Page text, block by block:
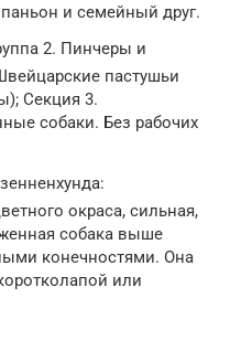
и семейный друг.
2. Пинчеры и
пастушьи
Секция 3.
собаки. Без рабочих
окраса, сильная,
собака выше
конечностями. Она
или